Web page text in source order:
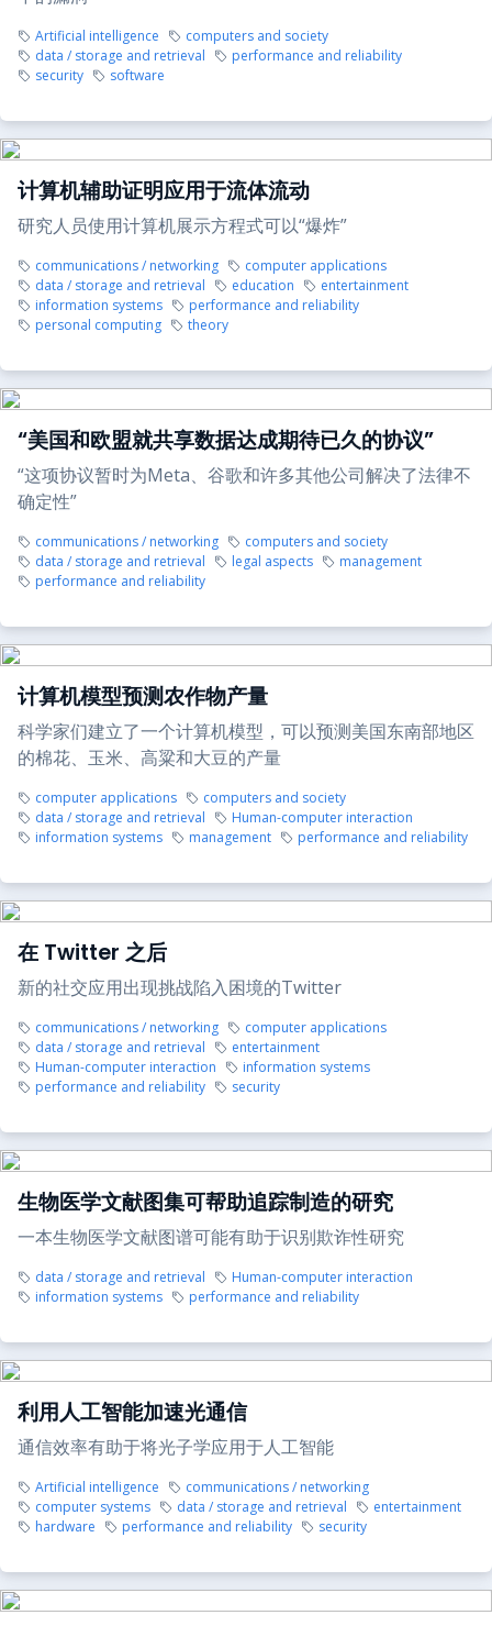
Artificial intelligence
computers and society
data / storage and retrieval
performance and reliability
security
software
计算机辅助证明应用于流体流动
研究人员使用计算机展示方程式可以“爆炸”
communications / networking
computer applications
data / storage and retrieval
education
entertainment
information systems
performance and reliability
personal computing
theory
“美国和欧盟就共享数据达成期待已久的协议”
“这项协议暂时为Meta、谷歌和许多其他公司解决了法律不
确定性”
communications / networking
computers and society
data / storage and retrieval
legal aspects
management
performance and reliability
计算机模型预测农作物产量
科学家们建立了一个计算机模型，可以预测美国东南部地区
的棉花、玉米、高粱和大豆的产量
computer applications
computers and society
data / storage and retrieval
Human-computer interaction
information systems
management performance and reliability
在 Twitter 之后
新的社交应用出现挑战陷入困境的Twitter
communications / networking
computer applications
data / storage and retrieval
entertainment
Human-computer interaction
information systems
performance and reliability
security
生物医学文献图集可帮助追踪制造的研究
一本生物医学文献图谱可能有助于识别欺诈性研究
data / storage and retrieval
Human-computer interaction
information systems
performance and reliability
利用人工智能加速光通信
通信效率有助于将光子学应用于人工智能
Artificial intelligence
communications / networking
computer systems
data / storage and retrieval
entertainment
hardware
performance and reliability security